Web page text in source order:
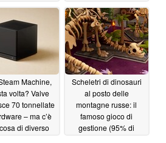
Machine,
volta? Valve
70 tonnellate
– ma c’è
di diverso
Scheletri di dinosauri
al posto delle
montagne russe: il
famoso gioco di
gestione (95% di